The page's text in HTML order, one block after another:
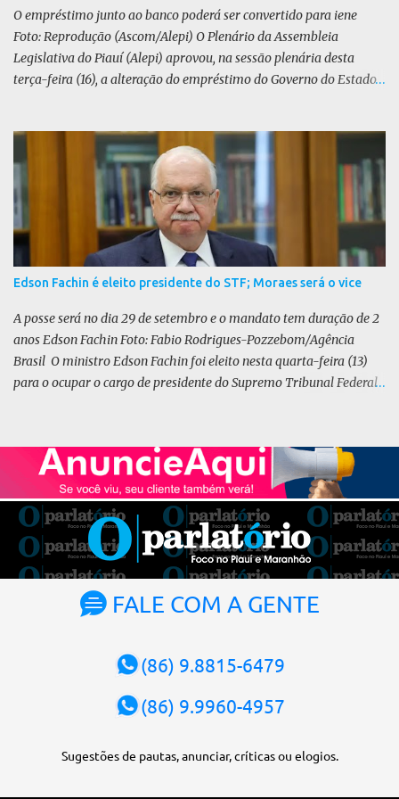
O PL defende uma anistia ampla para todo...
O empréstimo junto ao banco poderá ser convertido para iene
Foto: Reprodução (Ascom/Alepi) O Plenário da Assembleia
Legislativa do Piauí (Alepi) aprovou, na sessão plenária desta
terça-feira (16), a alteração do empréstimo do Governo do Estado
contrato, presente na lei 8.964/25, é de US$ 392 milhões. De acordo
com o Executivo, a mudança de moeda traz benefícios a longo
prazo. “A mudança se fundamenta em análises técnicas
aprofundadas conduzidas em conjunto com o BIRD, as quais
indicam que a contratação em iene japonês é mais vantajosa sob
os aspectos econômico e financeiro. Embora o custo dos juros em
dólares possa parecer inferior no curto prazo, a opção pelo iene
revela-se mais benéfica no longo prazo, tanto pela sua menor
volatilidade cambial quanto pela estabilidade da taxa de juros
atrelada à TONA”, explica. O deputado Gustavo Neiva (PP) votou
contra o projeto de l...
Edson Fachin é eleito presidente do STF; Moraes será o vice
A posse será no dia 29 de setembro e o mandato tem duração de 2
anos Edson Fachin Foto: Fabio Rodrigues-Pozzebom/Agência
Brasil O ministro Edson Fachin foi eleito nesta quarta-feira (13)
para o ocupar o cargo de presidente do Supremo Tribunal Federal
votação foi feita de forma simbólica pelo plenário da Corte.
Atualmente, Fachin é o vice-presidente e, pelo critério de
antiguidade, deve assumir o cargo. Conforme o regimento interno,
o tribunal deve ser comandado pelo ministro mais antigo que
ainda não presidiu a Corte. O novo presidente vai suceder a Luís
Roberto Barroso, que completará o mandato de dois anos. Ao
cumprimentar Fachin pela eleição, Barroso afirmou que o país
tem sorte de ter o ministro na cadeira de presidente da Corte.
“Considero, pessoalmente e institucionalmente, que é uma sorte
FALE COM A GENTE
(86) 9.8815-6479
(86) 9.9960-4957
Sugestões de pautas, anunciar, críticas ou elogios.